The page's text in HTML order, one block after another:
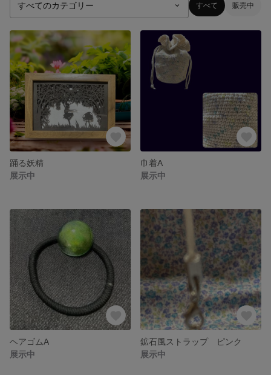
すべて 販売中
踊る妖精
展示中
巾着A
展示中
ヘアゴムA
展示中
鉱石風ストラップ ピンク
展示中